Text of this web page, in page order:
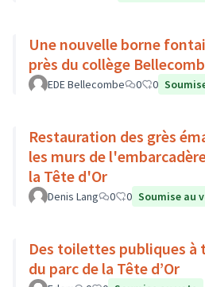
Une nouvelle borne
près du collège
EDE Bellecombe 0 0
Restauration des grès
les murs de
la Tête d'Or
Denis Lang 0 0 Soumise au
Des toilettes publiques à
du parc de la Tête d’Or